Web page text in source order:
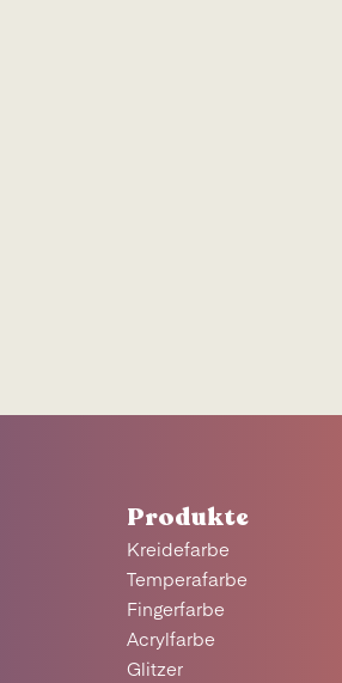
Produkte
Kreidefarbe
Temperafarbe
Fingerfarbe
Acrylfarbe
Glitzer